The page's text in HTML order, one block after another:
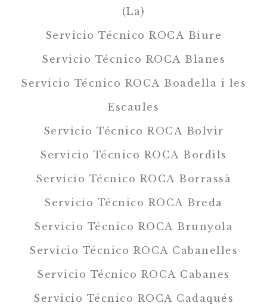
(La)
Servicio Técnico ROCA Biure
Servicio Técnico ROCA Blanes
Servicio Técnico ROCA Boadella i les
Escaules
Servicio Técnico ROCA Bolvir
Servicio Técnico ROCA Bordils
Servicio Técnico ROCA Borrassà
Servicio Técnico ROCA Breda
Servicio Técnico ROCA Brunyola
Servicio Técnico ROCA Cabanelles
Servicio Técnico ROCA Cabanes
Servicio Técnico ROCA Cadaqués